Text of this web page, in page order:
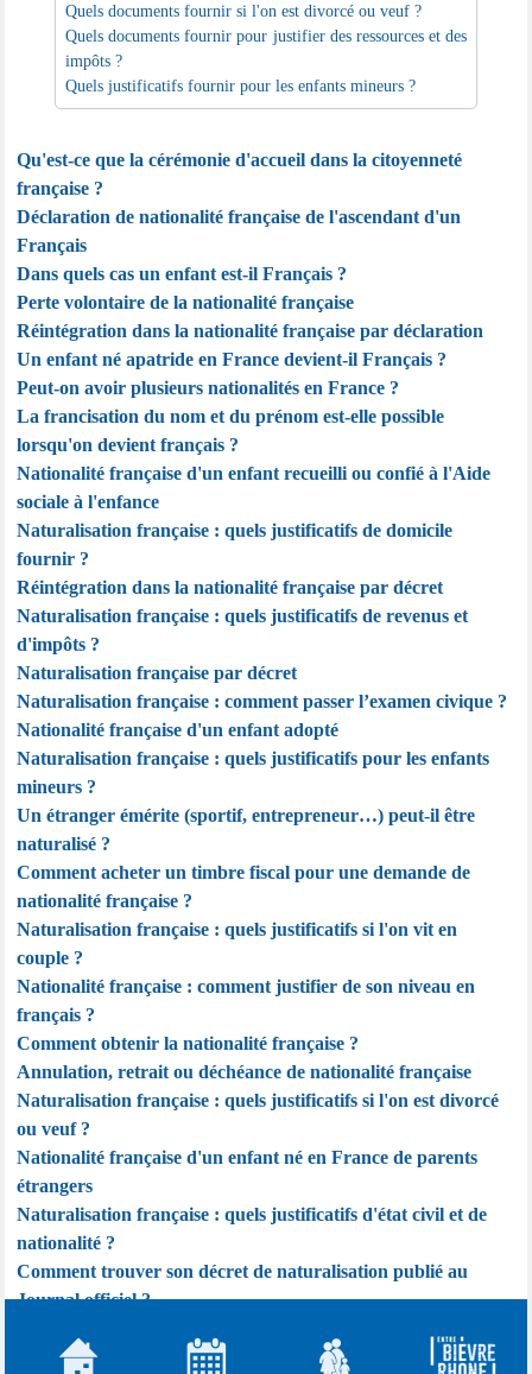
Quels documents fournir si l'on est divorcé ou veuf ?
Quels documents fournir pour justifier des ressources et des
impôts ?
Quels justificatifs fournir pour les enfants mineurs ?
Qu'est-ce que la cérémonie d'accueil dans la citoyenneté
française ?
Déclaration de nationalité française de l'ascendant d'un
Français
Dans quels cas un enfant est-il Français ?
Perte volontaire de la nationalité française
Réintégration dans la nationalité française par déclaration
Un enfant né apatride en France devient-il Français ?
Peut-on avoir plusieurs nationalités en France ?
La francisation du nom et du prénom est-elle possible
lorsqu'on devient français ?
Nationalité française d'un enfant recueilli ou confié à l'Aide
sociale à l'enfance
Naturalisation française : quels justificatifs de domicile
fournir ?
Réintégration dans la nationalité française par décret
Naturalisation française : quels justificatifs de revenus et
d'impôts ?
Naturalisation française par décret
Naturalisation française : comment passer l’examen civique ?
Nationalité française d'un enfant adopté
Naturalisation française : quels justificatifs pour les enfants
mineurs ?
Un étranger émérite (sportif, entrepreneur…) peut-il être
naturalisé ?
Comment acheter un timbre fiscal pour une demande de
nationalité française ?
Naturalisation française : quels justificatifs si l'on vit en
couple ?
Nationalité française : comment justifier de son niveau en
français ?
Comment obtenir la nationalité française ?
Annulation, retrait ou déchéance de nationalité française
Naturalisation française : quels justificatifs si l'on est divorcé
ou veuf ?
Nationalité française d'un enfant né en France de parents
étrangers
Naturalisation française : quels justificatifs d'état civil et de
nationalité ?
Comment trouver son décret de naturalisation publié au
Journal officiel ?
d'un Français